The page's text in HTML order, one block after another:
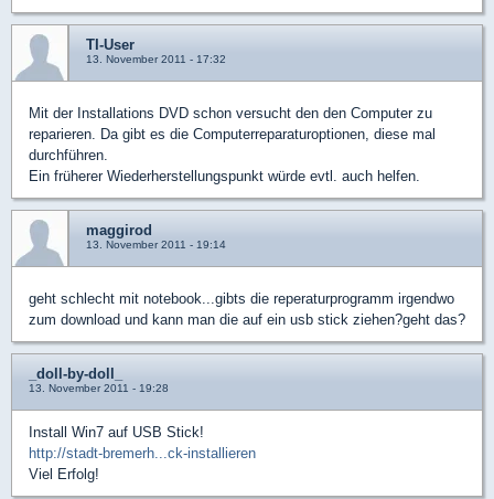
TI-User
13. November 2011 - 17:32
Mit der Installations DVD schon versucht den den Computer zu
reparieren. Da gibt es die Computerreparaturoptionen, diese mal
durchführen.
Ein früherer Wiederherstellungspunkt würde evtl. auch helfen.
maggirod
13. November 2011 - 19:14
geht schlecht mit notebook...gibts die reperaturprogramm irgendwo
zum download und kann man die auf ein usb stick ziehen?geht das?
_doll-by-doll_
13. November 2011 - 19:28
Install Win7 auf USB Stick!
http://stadt-bremerh...ck-installieren
Viel Erfolg!